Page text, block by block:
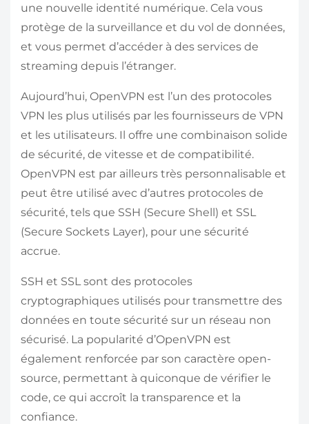
une nouvelle identité numérique. Cela vous
protège de la surveillance et du vol de données,
et vous permet d’accéder à des services de
streaming depuis l’étranger.
Aujourd’hui, OpenVPN est l’un des protocoles
VPN les plus utilisés par les fournisseurs de VPN
et les utilisateurs. Il offre une combinaison solide
de sécurité, de vitesse et de compatibilité.
OpenVPN est par ailleurs très personnalisable et
peut être utilisé avec d’autres protocoles de
sécurité, tels que SSH (Secure Shell) et SSL
(Secure Sockets Layer), pour une sécurité
accrue.
SSH et SSL sont des protocoles
cryptographiques utilisés pour transmettre des
données en toute sécurité sur un réseau non
sécurisé. La popularité d’OpenVPN est
également renforcée par son caractère open-
source, permettant à quiconque de vérifier le
code, ce qui accroît la transparence et la
confiance.